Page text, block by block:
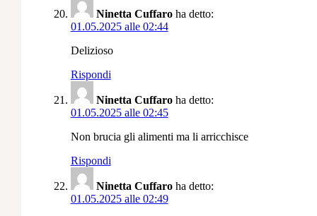
Ninetta Cuffaro ha detto:
01.05.2025 alle 02:44
Delizioso
Rispondi
Ninetta Cuffaro ha detto:
01.05.2025 alle 02:45
Non brucia gli alimenti ma li arricchisce
Rispondi
Ninetta Cuffaro ha detto:
01.05.2025 alle 02:49